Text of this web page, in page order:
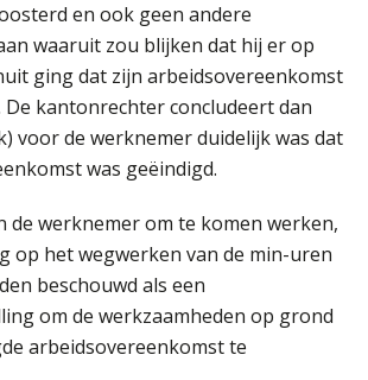
en ook geen andere
waaruit zou blijken dat hij er op
ging dat zijn arbeidsovereenkomst
kantonrechter concludeert dan
voor de werknemer duidelijk was dat
was geëindigd.
de werknemer om te komen werken,
op het wegwerken van de min-uren
beschouwd als een
om de werkzaamheden op grond
arbeidsovereenkomst te
Verbeek Praehep
Loonheffingen PDL
Verbeek Praehep
Loonheffingen VPS
Verbeek Praehep
Summercourse Update loonheffingen en arbeidsrecht